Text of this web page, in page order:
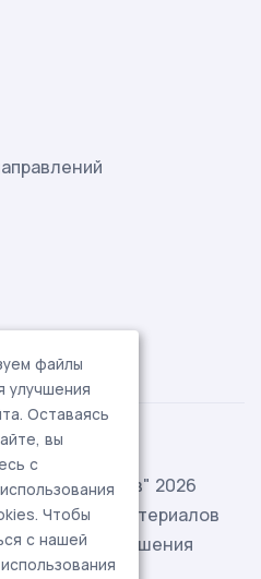
специалистов" 2026
материалов
с разрешения
файлы
улучшения
Оставаясь
вы
с
Чтобы
с нашей